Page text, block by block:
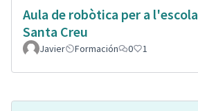
Aula de robòtica per a l'escola
Santa Creu
Javier Formación 0 1